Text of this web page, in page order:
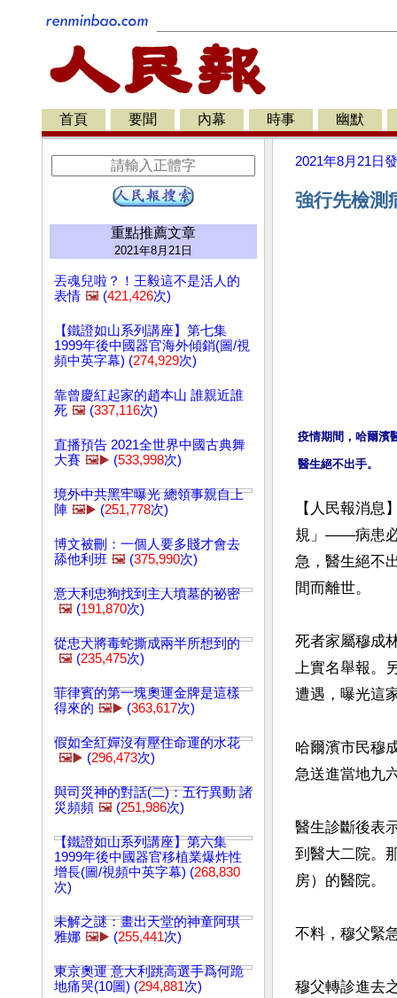
首頁 要聞 內幕 時事 幽默
重點推薦文章
2021年8月21日
丟魂兒啦？！王毅這不是活人的
表情 🖼️ (421,426次)
【鐵證如山系列講座】第七集
1999年後中國器官海外傾銷(圖/視
頻中英字幕) (274,929次)
靠曾慶紅起家的趙本山 誰親近誰
死 🖼️ (337,116次)
直播預告 2021全世界中國古典舞
大賽 🖼️▶️ (533,998次)
境外中共黑牢曝光 總領事親自上
陣 🖼️▶️ (251,778次)
博文被刪：一個人要多賤才會去
舔他利班 🖼️ (375,990次)
意大利忠狗找到主人墳墓的祕密
🖼️ (191,870次)
從忠犬將毒蛇撕成兩半所想到的
🖼️ (235,475次)
菲律賓的第一塊奧運金牌是這樣
得來的 🖼️▶️ (363,617次)
假如全紅嬋沒有壓住命運的水花
🖼️▶️ (296,473次)
與司災神的對話(二)：五行異動 諸
災頻頻 🖼️ (251,986次)
【鐵證如山系列講座】第六集
1999年後中國器官移植業爆炸性
增長(圖/視頻中英字幕) (268,830
次)
未解之謎：畫出天堂的神童阿琪
雅娜 🖼️▶️ (255,441次)
東京奧運 意大利跳高選手爲何跪
地痛哭(10圖) (294,881次)
2021年8月21日
強行先檢測
疫情期間，哈爾濱
【人民報消
規」——病患必
急，醫生絕不
間而離世。
死者家屬穆成
上實名舉報。
遭遇，曝光這
哈爾濱市民穆
急送進當地九
醫生診斷後表
到醫大二院。
房）的醫院。
不料，穆父緊
穆父轉診進去